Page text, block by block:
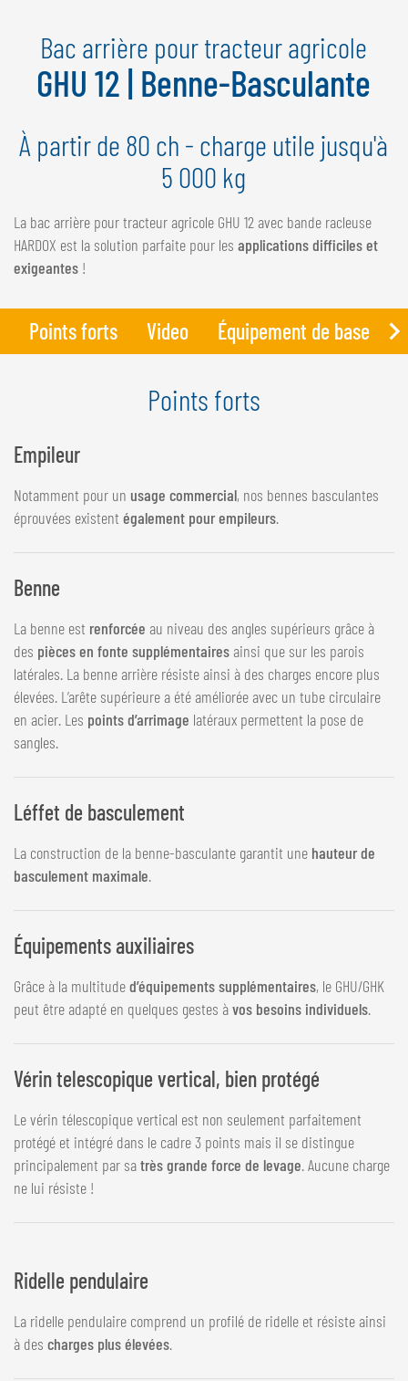
FRANÇAIS
DEUTSCH
GÖWEIL Schweiz
Bac arrière pour tracteur agricole
GHU 12 | Benne-Basculante
À partir de 80 ch - charge utile jusqu'à
5 000 kg
La bac arrière pour tracteur agricole GHU 12 avec bande racleuse
HARDOX est la solution parfaite pour les applications difficiles et
exigeantes !
Points forts Video Équipement de base
Points forts
Empileur
Notamment pour un usage commercial, nos bennes basculantes
éprouvées existent également pour empileurs.
Benne
La benne est renforcée au niveau des angles supérieurs grâce à
des pièces en fonte supplémentaires ainsi que sur les parois
latérales. La benne arrière résiste ainsi à des charges encore plus
élevées. L’arête supérieure a été améliorée avec un tube circulaire
en acier. Les points d’arrimage latéraux permettent la pose de
sangles.
Léffet de basculement
La construction de la benne-basculante garantit une hauteur de
basculement maximale.
Équipements auxiliaires
Grâce à la multituded’équipements supplémentaires, le GHU/GHK
peut être adapté en quelques gestes àvos besoins individuels.
Vérin telescopique vertical, bien protégé
Le vérin télescopique vertical est non seulement parfaitement
protégé et intégré dans le cadre 3 points mais il se distingue
principalement par satrès grande force de levage. Aucune charge
ne lui résiste !
Ridelle pendulaire
La ridelle pendulaire comprend un profilé de ridelle et résiste ainsi
à des charges plus élevées.